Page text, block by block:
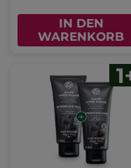
IN DEN
WARENKORB